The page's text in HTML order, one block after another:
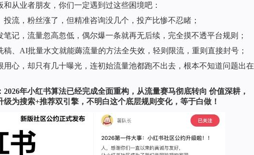
和从业者朋友，你们一定遇到过这些困境吧：
投流，粉丝涨了，但精准咨询没几个，投产比惨不忍睹；
笔记，流量忽高忽低，偶尔爆一条就再无后续，完全摸不透平台规则；
稿、AI批量水文就能薅流量的方法全失效，轻则限流，重则直接封号；
用心，却只有几十曝光，连初始流量池都跑不出去，根本不知道问题出在
2026年小红书算法已经完成全面重构，从流量赛马彻底转向 价值深耕，
级为搜索+推荐双引擎，不明白这个底层规则变化，等于白做！